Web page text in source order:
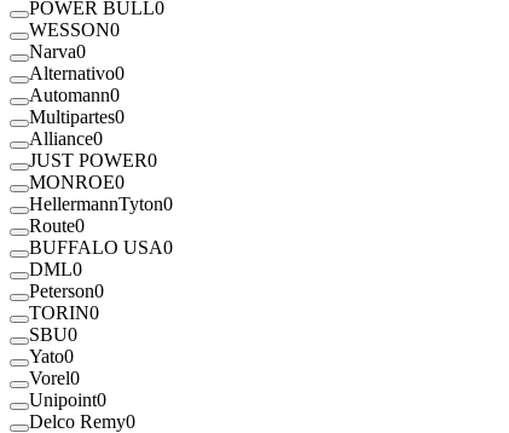
POWER BULL0
WESSON0
Narva0
Alternativo0
Automann0
Multipartes0
Alliance0
JUST POWER0
MONROE0
HellermannTyton0
Route0
BUFFALO USA0
DML0
Peterson0
TORIN0
SBU0
Yato0
Vorel0
Unipoint0
Delco Remy0